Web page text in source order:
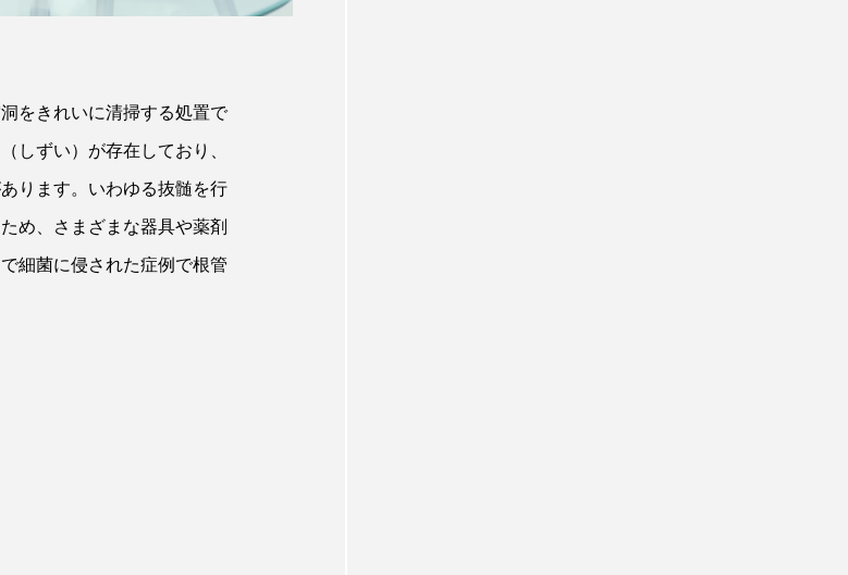
をきれいに清掃する処置で
しずい）が存在しており、
ります。いわゆる抜髄を行
め、さまざまな器具や薬剤
細菌に侵された症例で根管